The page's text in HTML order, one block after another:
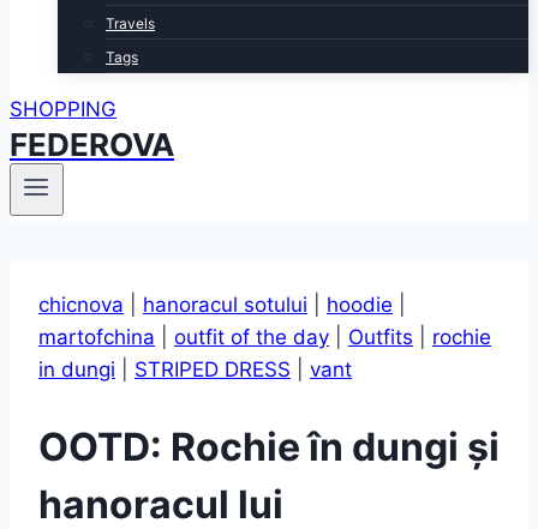
Travels
Tags
SHOPPING
FEDEROVA
chicnova hanoracul sotului hoodie
martofchina
outfit of the day Outfits
rochie
in dungi
STRIPED DRESS vant
OOTD: Rochie în dungi și
hanoracul lui